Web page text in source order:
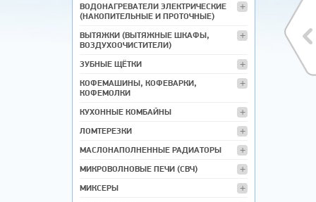
ВОДОНАГРЕВАТЕЛИ ЭЛЕКТРИЧЕСКИЕ
(НАКОПИТЕЛЬНЫЕ И ПРОТОЧНЫЕ)
ВЫТЯЖКИ (ВЫТЯЖНЫЕ ШКАФЫ,
ВОЗДУХООЧИСТИТЕЛИ)
ЗУБНЫЕ ЩЁТКИ
КОФЕМАШИНЫ, КОФЕВАРКИ,
КОФЕМОЛКИ
КУХОННЫЕ КОМБАЙНЫ
ЛОМТЕРЕЗКИ
МАСЛОНАПОЛНЕННЫЕ РАДИАТОРЫ
МИКРОВОЛНОВЫЕ ПЕЧИ (СВЧ)
МИКСЕРЫ